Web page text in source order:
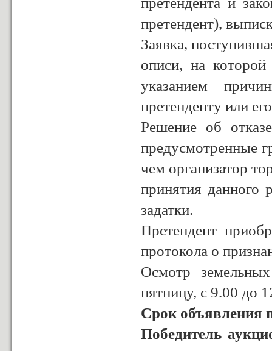
претендент),
Заявка,
описи, на
указанием
претенденту или
Решение об
предусмотренные
чем организатор
принятия данного
задатки.
Претендент
протокола о
Осмотр
пятницу, с 9.00 до
Cрок объявления
Победитель